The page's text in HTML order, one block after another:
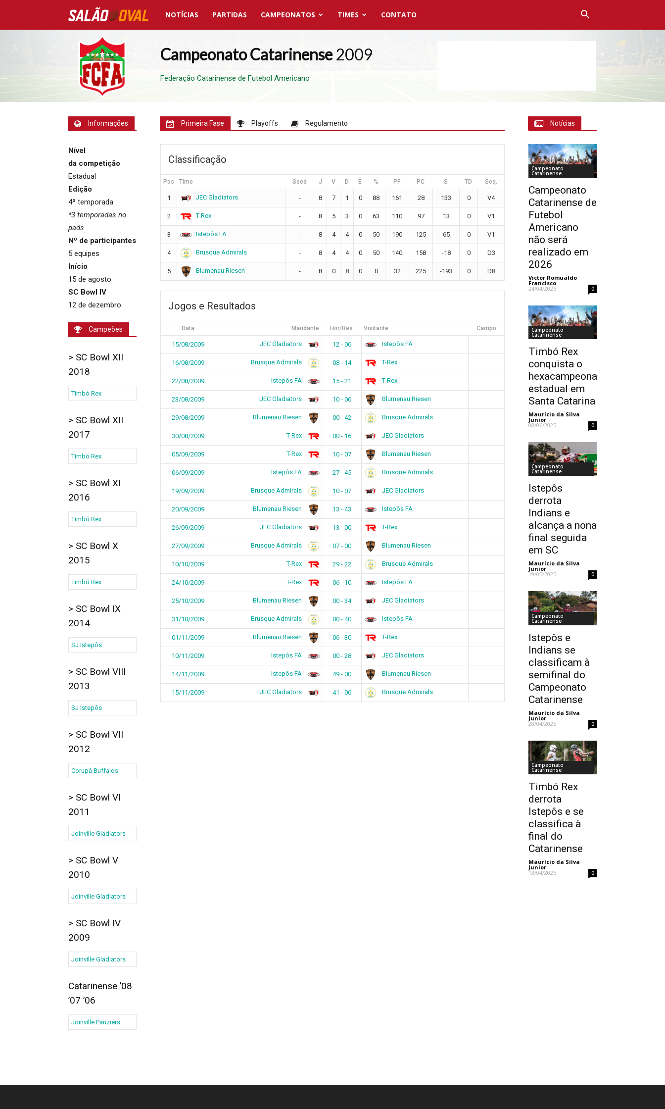
Salão
NOTÍCIAS PARTIDAS CAMPEONATOS TIMES CONTATO
Campeonato Catarinense2009
Federação Catarinense de Futebol Americano
Informações
Nível
da competição
Estadual
Edição
4ª temporada
*3 temporadas no
pads
Nº de participantes
5 equipes
Início
15 de agosto
SC Bowl IV
12 de dezembro
Campeões
> SC Bowl XII
2018
Timbó Rex
> SC Bowl XII
2017
Timbó Rex
> SC Bowl XI
2016
Timbó Rex
> SC Bowl X
2015
Timbó Rex
> SC Bowl IX
2014
SJ Istepôs
> SC Bowl VIII
2013
SJ Istepôs
> SC Bowl VII
2012
Corupá Buffalos
> SC Bowl VI
2011
Joinville Gladiators
> SC Bowl V
2010
Joinville Gladiators
> SC Bowl IV
2009
Joinville Gladiators
Catarinense ’08
’07 ’06
Joinville Panziers
Primeira Fase Playoffs Regulamento
Classificação
Pos Time Seed J V D E % PF PC S TD Seq.
1 JEC Gladiators - 8 7 1 0 88 161 28 133 0 V4
2 T-Rex - 8 5 3 0 63 110 97 13 0 V1
3 Istepôs FA - 8 4 4 0 50 190 125 65 0 V1
4 Brusque Admirals - 8 4 4 0 50 140 158 -18 0 D3
5 Blumenau Riesen - 8 0 8 0 0 32 225 -193 0 D8
Jogos e Resultados
Data Mandante Hor/Res Visitante Campo
15/08/2009 JEC Gladiators 12 - 06 Istepôs FA
16/08/2009 Brusque Admirals 08 - 14 T-Rex
22/08/2009 Istepôs FA 15 - 21 T-Rex
23/08/2009 JEC Gladiators 10 - 06 Blumenau Riesen
29/08/2009 Blumenau Riesen 00 - 42 Brusque Admirals
30/08/2009 T-Rex 00 - 16 JEC Gladiators
05/09/2009 T-Rex 10 - 07 Blumenau Riesen
06/09/2009 Istepôs FA 27 - 45 Brusque Admirals
19/09/2009 Brusque Admirals 10 - 07 JEC Gladiators
20/09/2009 Blumenau Riesen 13 - 43 Istepôs FA
26/09/2009 JEC Gladiators 13 - 00 T-Rex
27/09/2009 Brusque Admirals 07 - 00 Blumenau Riesen
10/10/2009 T-Rex 29 - 22 Brusque Admirals
24/10/2009 T-Rex 06 - 10 Istepôs FA
25/10/2009 Blumenau Riesen 00 - 34 JEC Gladiators
31/10/2009 Brusque Admirals 00 - 40 Istepôs FA
01/11/2009 Blumenau Riesen 06 - 30 T-Rex
10/11/2009 Istepôs FA 00 - 28 JEC Gladiators
14/11/2009 Istepôs FA 49 - 00 Blumenau Riesen
15/11/2009 JEC Gladiators 41 - 06 Brusque Admirals
Notícias
Campeonato
Catarinense
Campeonato
Catarinense de
Futebol
Americano
não será
realizado em
2026
Victor Romualdo
Francisco -
24/04/2026 0
Campeonato
Catarinense
Timbó Rex
conquista o
hexacampeonato
estadual em
Santa Catarina
Maurício da Silva
Junior -
08/06/2025 0
Campeonato
Catarinense
Istepôs
derrota
Indians e
alcança a nona
final seguida
em SC
Maurício da Silva
Junior -
19/05/2025 0
Campeonato
Catarinense
Istepôs e
Indians se
classificam à
semifinal do
Campeonato
Catarinense
Maurício da Silva
Junior -
28/04/2025 0
Campeonato
Catarinense
Timbó Rex
derrota
Istepôs e se
classifica à
final do
Catarinense
Maurício da Silva
Junior -
13/04/2025 0